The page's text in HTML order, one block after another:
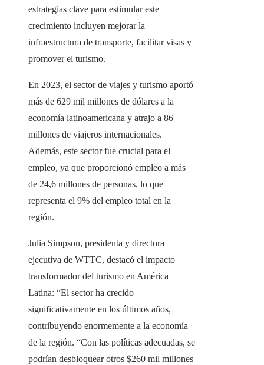
estrategias clave para estimular este
crecimiento incluyen mejorar la
infraestructura de transporte, facilitar visas y
promover el turismo.
En 2023, el sector de viajes y turismo aportó
más de 629 mil millones de dólares a la
economía latinoamericana y atrajo a 86
millones de viajeros internacionales.
Además, este sector fue crucial para el
empleo, ya que proporcionó empleo a más
de 24,6 millones de personas, lo que
representa el 9% del empleo total en la
región.
Julia Simpson, presidenta y directora
ejecutiva de WTTC, destacó el impacto
transformador del turismo en América
Latina: “El sector ha crecido
significativamente en los últimos años,
contribuyendo enormemente a la economía
de la región. “Con las políticas adecuadas, se
podrían desbloquear otros $260 mil millones